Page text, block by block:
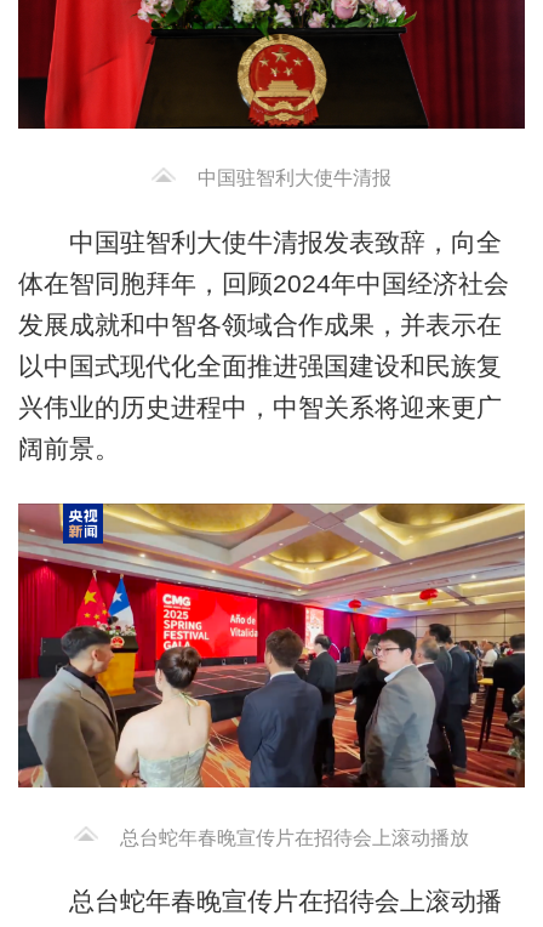
中国驻智利大使牛清报
中国驻智利大使牛清报发表致辞，向全
体在智同胞拜年，回顾2024年中国经济社会
发展成就和中智各领域合作成果，并表示在
以中国式现代化全面推进强国建设和民族复
兴伟业的历史进程中，中智关系将迎来更广
阔前景。
总台蛇年春晚宣传片在招待会上滚动播放
总台蛇年春晚宣传片在招待会上滚动播